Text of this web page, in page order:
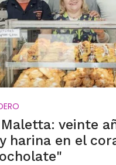
veinte
harina en el